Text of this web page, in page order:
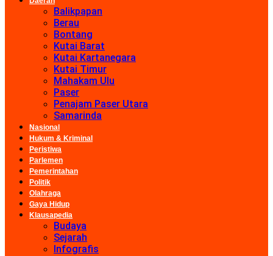
Balikpapan
Berau
Bontang
Kutai Barat
Kutai Kartanegara
Kutai Timur
Mahakam Ulu
Paser
Penajam Paser Utara
Samarinda
Nasional
Hukum & Kriminal
Peristiwa
Parlemen
Pemerintahan
Politik
Olahraga
Gaya Hidup
Klausapedia
Budaya
Sejarah
Infografis